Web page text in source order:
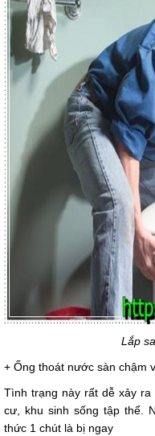
Lắp
+ Ống thoát nước sàn chậm
Tình trạng này rất dễ xảy
cư, khu sinh sống tập thể.
thức 1 chút là bị ngay